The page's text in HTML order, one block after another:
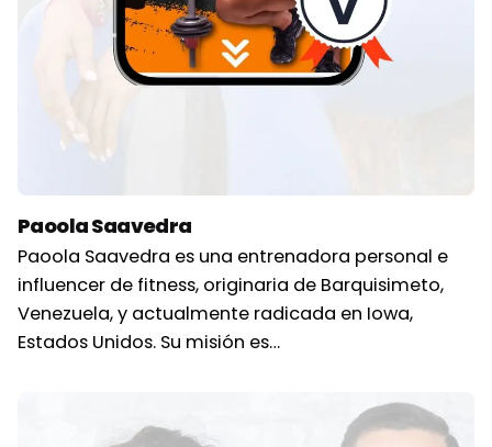
Paoola Saavedra
Paoola Saavedra es una entrenadora personal e
influencer de fitness, originaria de Barquisimeto,
Venezuela, y actualmente radicada en Iowa,
Estados Unidos. Su misión es…